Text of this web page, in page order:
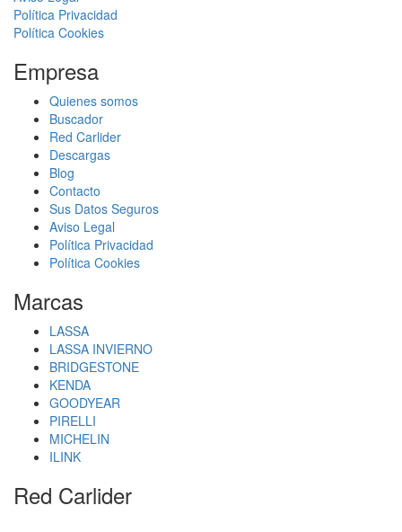
Política Privacidad
Política Cookies
Empresa
Quienes somos
Buscador
Red Carlider
Descargas
Blog
Contacto
Sus Datos Seguros
Aviso Legal
Política Privacidad
Política Cookies
Marcas
LASSA
LASSA INVIERNO
BRIDGESTONE
KENDA
GOODYEAR
PIRELLI
MICHELIN
ILINK
Red Carlider